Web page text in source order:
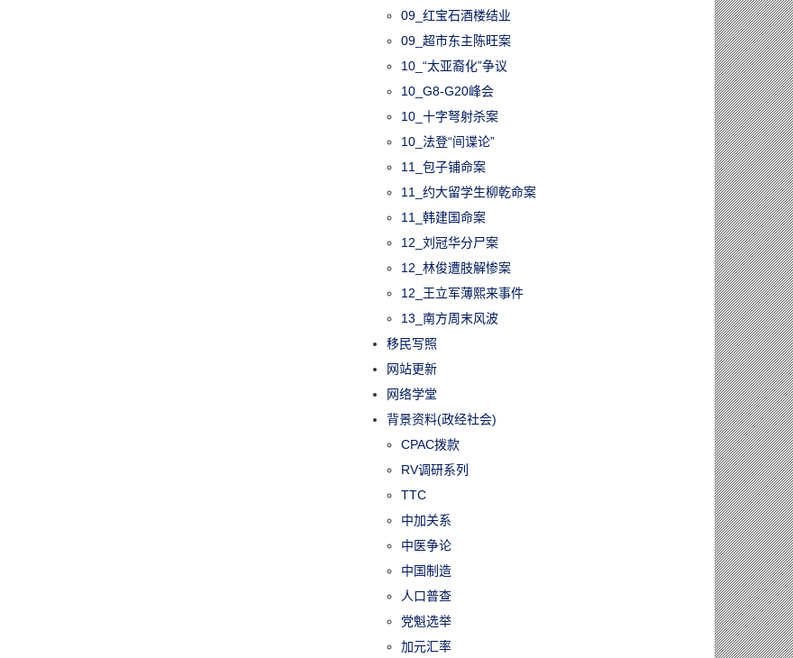
09_红宝石酒楼结业
09_超市东主陈旺案
10_“太亚裔化”争议
10_G8-G20峰会
10_十字弩射杀案
10_法登“间谍论”
11_包子铺命案
11_约大留学生柳乾命案
11_韩建国命案
12_刘冠华分尸案
12_林俊遭肢解惨案
12_王立军薄熙来事件
13_南方周末风波
移民写照
网站更新
网络学堂
背景资料(政经社会)
CPAC拨款
RV调研系列
TTC
中加关系
中医争论
中国制造
人口普查
党魁选举
加元汇率